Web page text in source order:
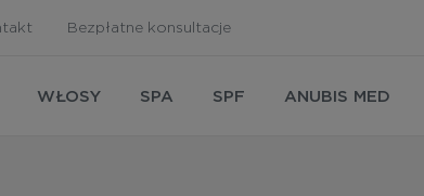
Bezpłatne konsultacje
WŁOSY SPA SPF ANUBIS MED